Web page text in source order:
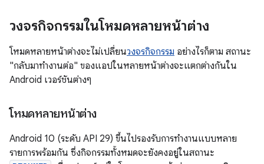
วงจรกิจกรรมในโหมดหลายหน้าต่าง
โหมดหลายหน้าต่างจะไม่เปลี่ยนวงจรกิจกรรม อย่างไรก็ตาม สถานะ
"กลับมาทำงานต่อ" ของแอปในหลายหน้าต่างจะแตกต่างกันใน
Android เวอร์ชันต่างๆ
โหมดหลายหน้าต่าง
Android 10 (ระดับ API 29) ขึ้นไปรองรับการทำงานแบบหลาย
รายการพร้อมกัน ซึ่งกิจกรรมทั้งหมดจะยังคงอยู่ในสถานะ